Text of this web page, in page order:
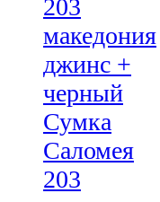
Сумка
Саломея
203